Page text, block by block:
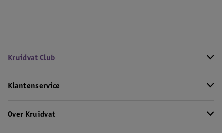
Kruidvat Club
Klantenservice
Over Kruidvat